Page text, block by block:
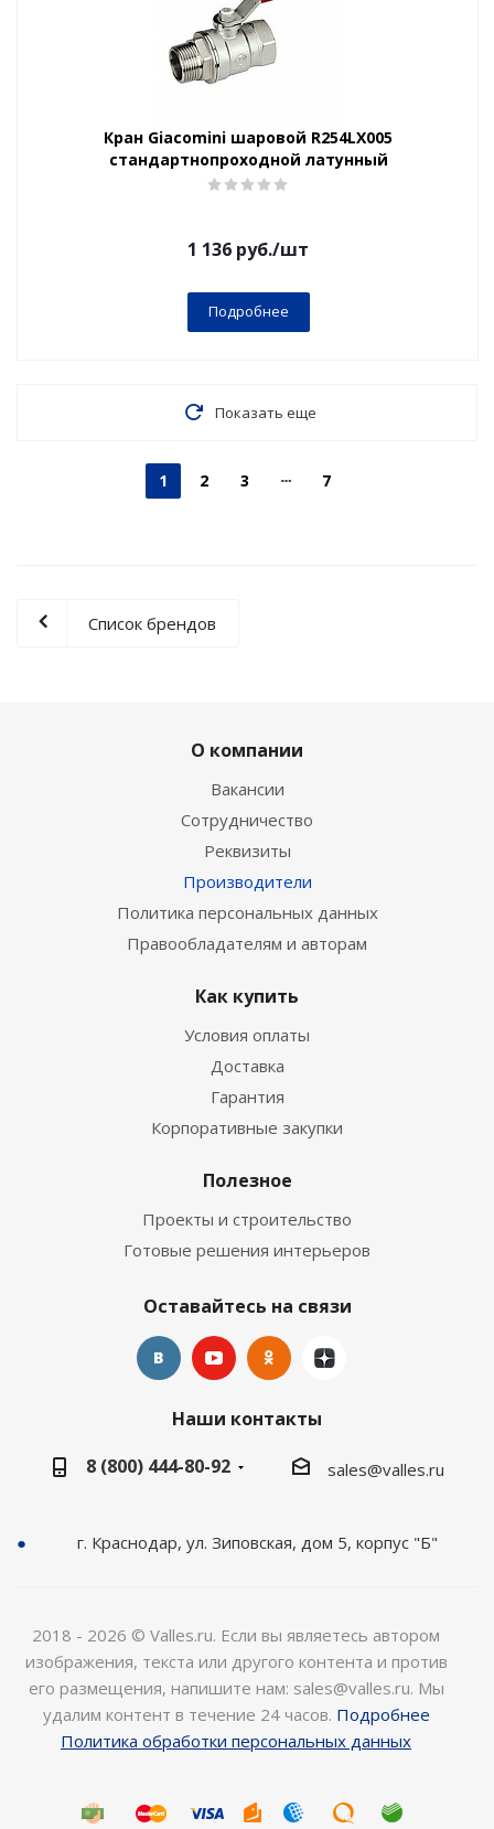
Кран Giacomini шаровой R254LX005
стандартнопроходной латунный
1 136 руб./шт
Подробнее
Показать еще
1 2 3 7
Список брендов
О компании
Вакансии
Сотрудничество
Реквизиты
Производители
Политика персональных данных
Правообладателям и авторам
Как купить
Условия оплаты
Доставка
Гарантия
Корпоративные закупки
Полезное
Проекты и строительство
Готовые решения интерьеров
Оставайтесь на связи
Наши контакты
8 (800) 444-80-92
sales@valles.ru
г. Краснодар, ул. Зиповская, дом 5, корпус "Б"
2018 - 2026 © Valles.ru. Если вы являетесь автором
изображения, текста или другого контента и против
его размещения, напишите нам: sales@valles.ru. Мы
удалим контент в течение 24 часов. Подробнее
Политика обработки персональных данных